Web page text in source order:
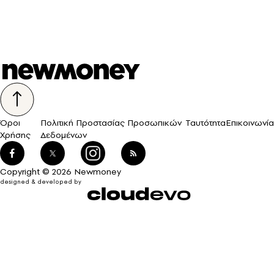
Όροι
Χρήσης
Πολιτική Προστασίας Προσωπικών
Δεδομένων
ΤαυτότηταΕπικοινωνία
Copyright © 2026 Newmoney
designed & developed by